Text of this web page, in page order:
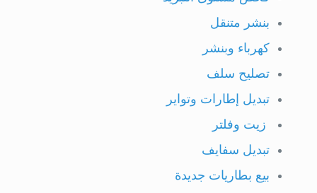
بنشر متنقل
كهرباء وبنشر
تصليح سلف
تبديل إطارات وتواير
زيت وفلتر
تبديل سفايف
بيع بطاريات جديدة